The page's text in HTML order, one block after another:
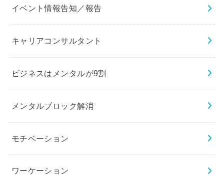
イベント情報告知／報告
キャリアコンサルタント
ビジネスはメンタルが9割
メンタルブロック解消
モチベーション
ワーケーション